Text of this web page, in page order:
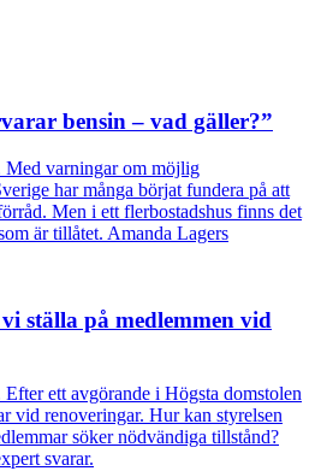
bensin – vad gäller?”
varningar om möjlig
har många börjat fundera på att
Men i ett flerbostadshus finns det
är tillåtet. Amanda Lagers
ställa på medlemmen vid
ett avgörande i Högsta domstolen
vid renoveringar. Hur kan styrelsen
söker nödvändiga tillstånd?
svarar.